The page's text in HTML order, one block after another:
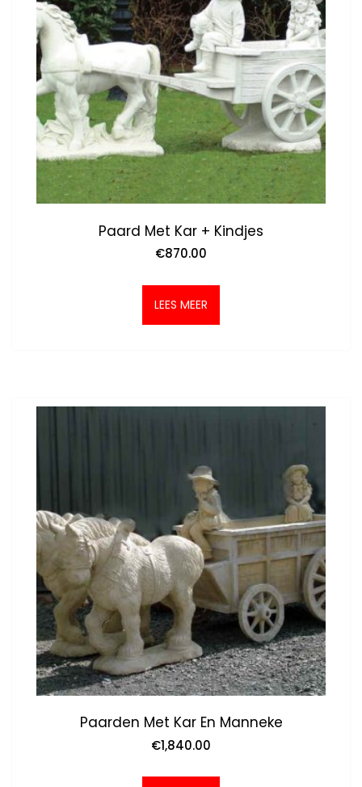
Paard Met Kar + Kindjes
€870.00
LEES MEER
Paarden Met Kar En Manneke
€1,840.00